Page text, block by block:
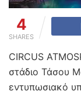
4
SHARES
CIRCUS
στάδιο Τάσου
εντυπωσιακό